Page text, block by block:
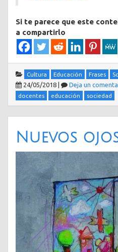
Si te parece que este
a compartirlo
Cultura Educación Frases
24/05/2018 | Deja un
docentes
educación sociedad
Nuevos